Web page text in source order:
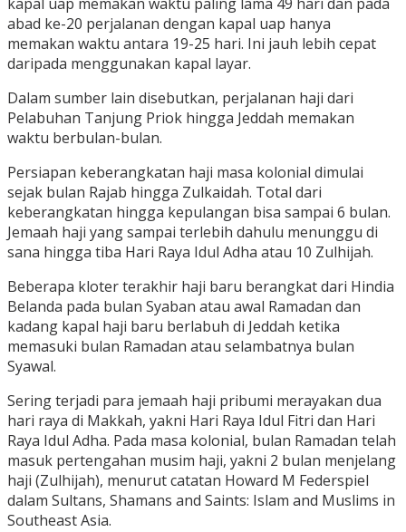
abad ke-20 perjalanan dengan kapal uap hanya
memakan waktu antara 19-25 hari. Ini jauh lebih cepat
daripada menggunakan kapal layar.
Dalam sumber lain disebutkan, perjalanan haji dari
Pelabuhan Tanjung Priok hingga Jeddah memakan
waktu berbulan-bulan.
Persiapan keberangkatan haji masa kolonial dimulai
sejak bulan Rajab hingga Zulkaidah. Total dari
keberangkatan hingga kepulangan bisa sampai 6 bulan.
Jemaah haji yang sampai terlebih dahulu menunggu di
sana hingga tiba Hari Raya Idul Adha atau 10 Zulhijah.
Beberapa kloter terakhir haji baru berangkat dari Hindia
Belanda pada bulan Syaban atau awal Ramadan dan
kadang kapal haji baru berlabuh di Jeddah ketika
memasuki bulan Ramadan atau selambatnya bulan
Syawal.
Sering terjadi para jemaah haji pribumi merayakan dua
hari raya di Makkah, yakni Hari Raya Idul Fitri dan Hari
Raya Idul Adha. Pada masa kolonial, bulan Ramadan telah
masuk pertengahan musim haji, yakni 2 bulan menjelang
haji (Zulhijah), menurut catatan Howard M Federspiel
dalam Sultans, Shamans and Saints: Islam and Muslims in
Southeast Asia.